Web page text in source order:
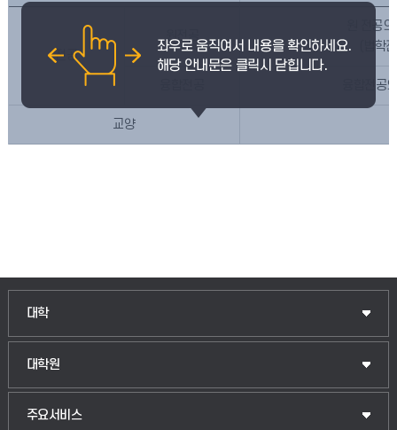
전공
원전공
원 전공
(법학
융합전공
교양
대학
인문융합공공인재학부
법경영학부
대학원
일반대학원
산업대학원
주요서비스
입학안내